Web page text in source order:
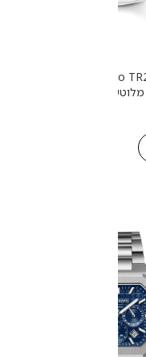
עם אבנים